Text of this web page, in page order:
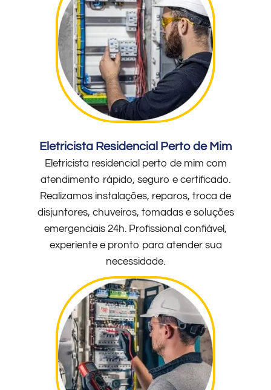
Eletricista Residencial Perto de Mim
Eletricista residencial perto de mim com
atendimento rápido, seguro e certificado.
Realizamos instalações, reparos, troca de
disjuntores, chuveiros, tomadas e soluções
emergenciais 24h. Profissional confiável,
experiente e pronto para atender sua
necessidade.